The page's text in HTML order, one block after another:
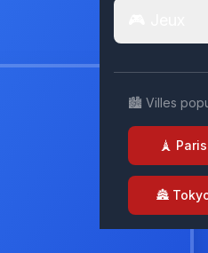
🏙️ Villes
🗼 Paris
🏯